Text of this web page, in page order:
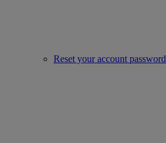
Reset your account password